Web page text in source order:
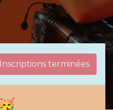
Inscriptions terminées